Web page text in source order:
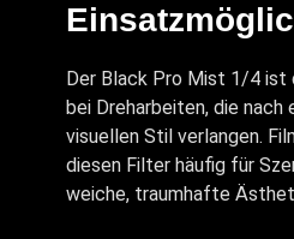
Der Black Pro Mist 1/4 ist
bei Dreharbeiten, die nach
visuellen Stil verlangen.
diesen Filter häufig für
weiche, traumhafte